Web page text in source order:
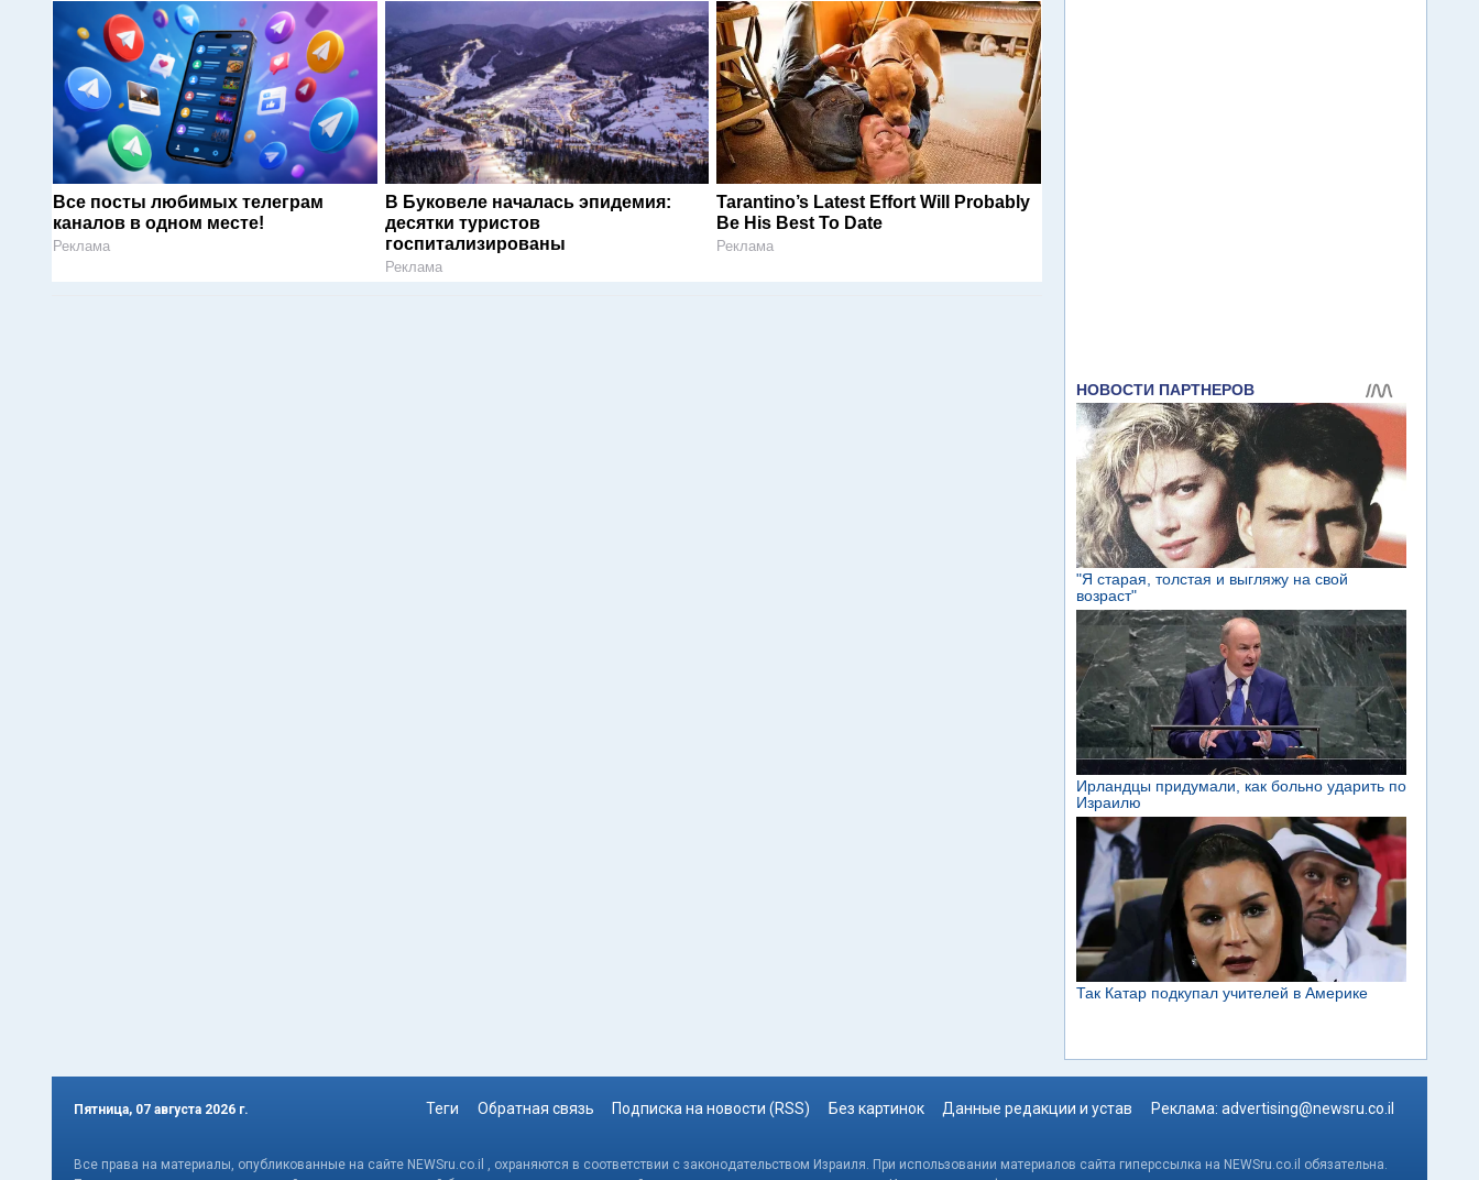
Все посты любимых телеграм
каналов в одном месте!
Реклама
В Буковеле началась эпидемия:
десятки туристов
госпитализированы
Реклама
Tarantino’s Latest Effort Will Probably
Be His Best To Date
Реклама
Пятница, 07 августа 2026 г. Теги Обратная связь Подписка на новости (RSS) Без картинок Данные редакции и устав Реклама: advertising@newsru.co.il
Все права на материалы, опубликованные на сайте NEWSru.co.il , охраняются в соответствии с законодательством Израиля. При использовании материалов сайта гиперссылка на NEWSru.co.il обязательна.